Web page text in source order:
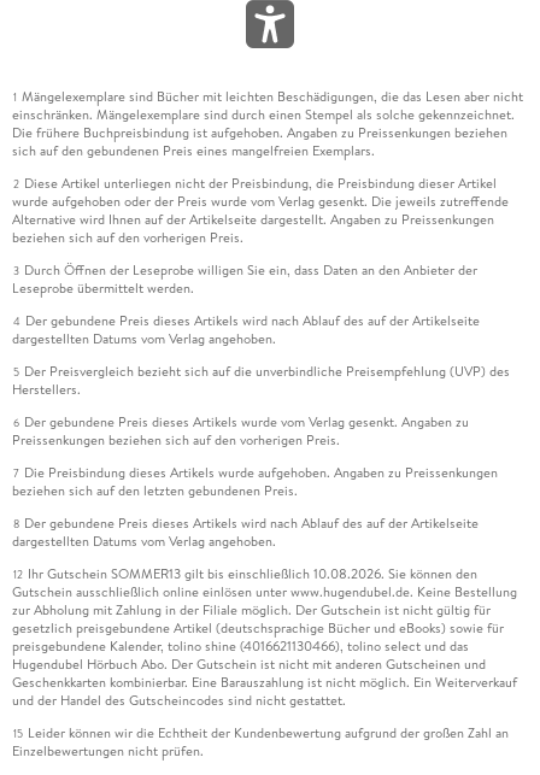
1 Mängelexemplare sind Bücher mit leichten Beschädigungen, die das Lesen aber nicht
einschränken. Mängelexemplare sind durch einen Stempel als solche gekennzeichnet.
Die frühere Buchpreisbindung ist aufgehoben. Angaben zu Preissenkungen beziehen
sich auf den gebundenen Preis eines mangelfreien Exemplars.
2 Diese Artikel unterliegen nicht der Preisbindung, die Preisbindung dieser Artikel
wurde aufgehoben oder der Preis wurde vom Verlag gesenkt. Die jeweils zutreffende
Alternative wird Ihnen auf der Artikelseite dargestellt. Angaben zu Preissenkungen
beziehen sich auf den vorherigen Preis.
3 Durch Öffnen der Leseprobe willigen Sie ein, dass Daten an den Anbieter der
Leseprobe übermittelt werden.
4 Der gebundene Preis dieses Artikels wird nach Ablauf des auf der Artikelseite
dargestellten Datums vom Verlag angehoben.
5 Der Preisvergleich bezieht sich auf die unverbindliche Preisempfehlung (UVP) des
Herstellers.
6 Der gebundene Preis dieses Artikels wurde vom Verlag gesenkt. Angaben zu
Preissenkungen beziehen sich auf den vorherigen Preis.
7 Die Preisbindung dieses Artikels wurde aufgehoben. Angaben zu Preissenkungen
beziehen sich auf den letzten gebundenen Preis.
8 Der gebundene Preis dieses Artikels wird nach Ablauf des auf der Artikelseite
dargestellten Datums vom Verlag angehoben.
12 Ihr Gutschein SOMMER13 gilt bis einschließlich 10.08.2026. Sie können den
Gutschein ausschließlich online einlösen unter www.hugendubel.de. Keine Bestellung
zur Abholung mit Zahlung in der Filiale möglich. Der Gutschein ist nicht gültig für
gesetzlich preisgebundene Artikel (deutschsprachige Bücher und eBooks) sowie für
preisgebundene Kalender, tolino shine (4016621130466), tolino select und das
Hugendubel Hörbuch Abo. Der Gutschein ist nicht mit anderen Gutscheinen und
Geschenkkarten kombinierbar. Eine Barauszahlung ist nicht möglich. Ein Weiterverkauf
und der Handel des Gutscheincodes sind nicht gestattet.
15 Leider können wir die Echtheit der Kundenbewertung aufgrund der großen Zahl an
Einzelbewertungen nicht prüfen.